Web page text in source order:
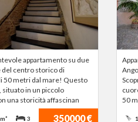
appartamento su due
del centro storico di
50 metri dal mare! Questo
situato in un piccolo
una storicità affascinan
350000 €
3
50
1